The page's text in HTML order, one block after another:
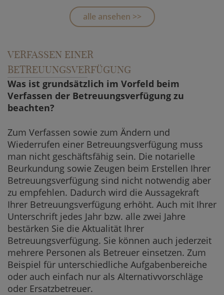
5.300,00 €
alle ansehen >>
VERFASSEN EINER
BETREUUNGSVERFÜGUNG
Was ist grundsätzlich im Vorfeld beim
Verfassen der Betreuungsverfügung zu
beachten?
Zum Verfassen sowie zum Ändern und
Wiederrufen einer Betreuungsverfügung muss
man nicht geschäftsfähig sein. Die notarielle
Beurkundung sowie Zeugen beim Erstellen Ihrer
Betreuungsverfügung sind nicht notwendig aber
zu empfehlen. Dadurch wird die Aussagekraft
Ihrer Betreuungsverfügung erhöht. Auch mit Ihrer
Unterschrift jedes Jahr bzw. alle zwei Jahre
bestärken Sie die Aktualität Ihrer
Betreuungsverfügung. Sie können auch jederzeit
mehrere Personen als Betreuer einsetzen. Zum
Beispiel für unterschiedliche Aufgabenbereiche
oder auch einfach nur als Alternativvorschläge
oder Ersatzbetreuer.